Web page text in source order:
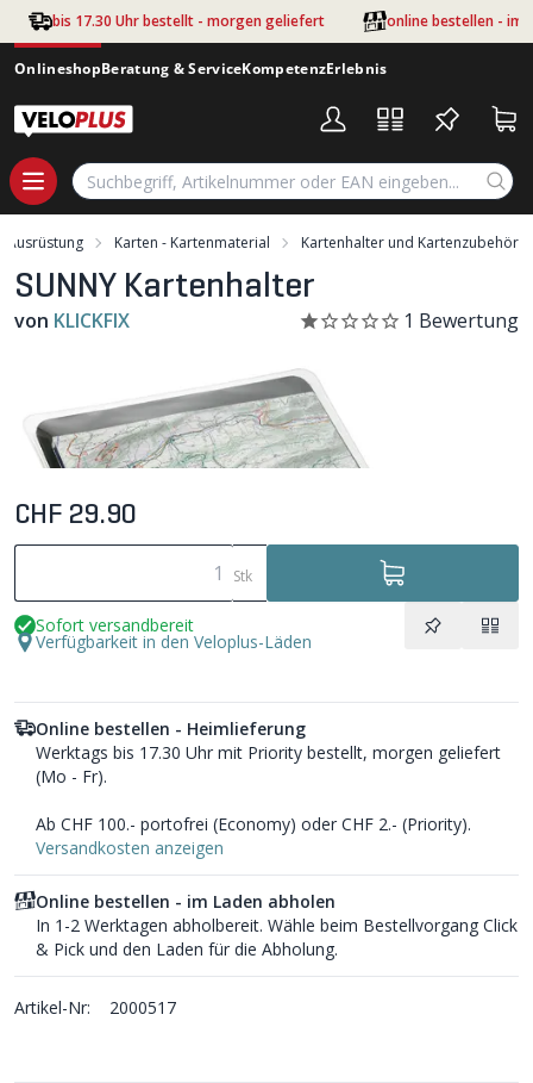
Zum Hauptinhalt springen
bis 17.30 Uhr bestellt - morgen geliefert online bestellen - im
OnlineshopBeratung & ServiceKompetenzErlebnis
Ausrüstung Karten - Kartenmaterial Kartenhalter und Kartenzubehör
SUNNY Kartenhalter
von KLICKFIX 1 Bewertung
CHF 29.90
Stk
Sofort versandbereit
Verfügbarkeit in den Veloplus-Läden
Online bestellen - Heimlieferung
Werktags bis 17.30 Uhr mit Priority bestellt, morgen geliefert
(Mo - Fr).
Ab CHF 100.- portofrei (Economy) oder CHF 2.- (Priority).
Versandkosten anzeigen
Online bestellen - im Laden abholen
In 1-2 Werktagen abholbereit. Wähle beim Bestellvorgang Click
& Pick und den Laden für die Abholung.
Artikel-Nr: 2000517